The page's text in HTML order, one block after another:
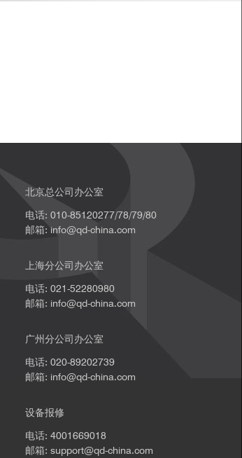
北京总公司办公室
电话: 010-85120277/78/79/80
邮箱: info@qd-china.com
上海分公司办公室
电话: 021-52280980
邮箱: info@qd-china.com
广州分公司办公室
电话: 020-89202739
邮箱: info@qd-china.com
设备报修
电话: 4001669018
邮箱: support@qd-china.com